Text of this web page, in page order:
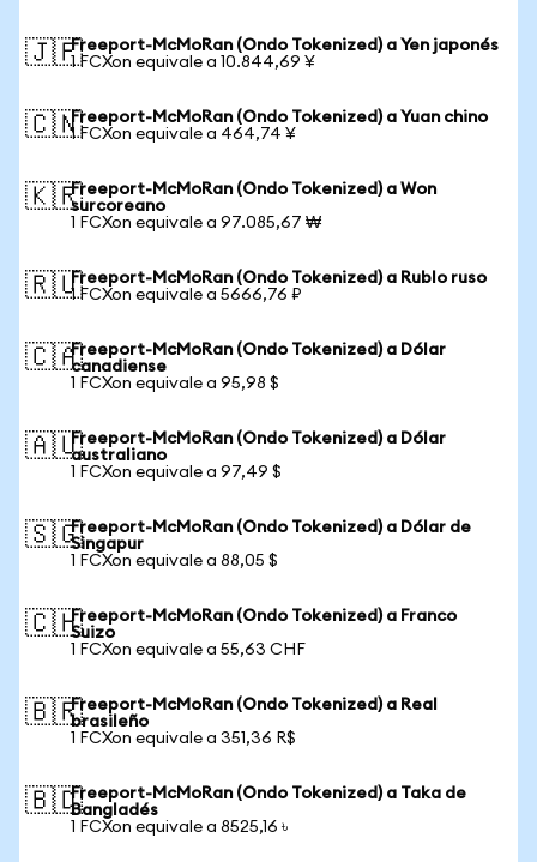
🇯🇵Freeport-McMoRan (Ondo Tokenized) a Yen japonés
1 FCXon equivale a 10.844,69 ¥
🇨🇳Freeport-McMoRan (Ondo Tokenized) a Yuan chino
1 FCXon equivale a 464,74 ¥
🇰🇷Freeport-McMoRan (Ondo Tokenized) a Won
surcoreano
1 FCXon equivale a 97.085,67 ₩
🇷🇺Freeport-McMoRan (Ondo Tokenized) a Rublo ruso
1 FCXon equivale a 5666,76 ₽
🇨🇦Freeport-McMoRan (Ondo Tokenized) a Dólar
canadiense
1 FCXon equivale a 95,98 $
🇦🇺Freeport-McMoRan (Ondo Tokenized) a Dólar
australiano
1 FCXon equivale a 97,49 $
🇸🇬Freeport-McMoRan (Ondo Tokenized) a Dólar de
Singapur
1 FCXon equivale a 88,05 $
🇨🇭Freeport-McMoRan (Ondo Tokenized) a Franco
Suizo
1 FCXon equivale a 55,63 CHF
🇧🇷Freeport-McMoRan (Ondo Tokenized) a Real
brasileño
1 FCXon equivale a 351,36 R$
🇧🇩Freeport-McMoRan (Ondo Tokenized) a Taka de
Bangladés
1 FCXon equivale a 8525,16 ৳